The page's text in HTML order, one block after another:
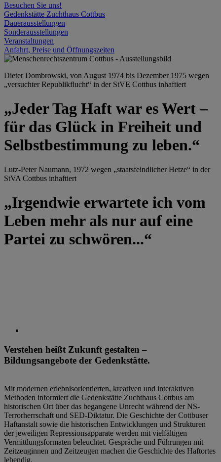
Besuchen Sie uns!
Gedenkstätte Zuchthaus Cottbus
Dauerausstellungen
Sonderausstellungen
Veranstaltungen
Anfahrt, Preise und Öffnungszeiten
Dieter Dombrowski, von August 1974 bis Dezember 1975 wegen
„versuchter Republikflucht“ in der StVE Cottbus inhaftiert
„Jeder Tag Haft war es Wert –
für das Glück in Freiheit und
Selbstbestimmung zu leben.“
Lutz-Peter Naumann, 1972 wegen „staatsfeindlicher Hetze“ in der
StVA Cottbus inhaftiert
„Irgendwie erwartete ich vom
Leben mehr als nur auf eine
Partei zu schwören...“
Verstehen heißt Zukunft gestalten –
Bildungsangebote der Gedenkstätte.
Mit modernen erlebnisorientierten, kreativen und interaktiven
Methoden informiert die Gedenkstätte Zuchthaus Cottbus am
historischen Ort über das begangene Unrecht während der NS-
Terrorherrschaft und SED-Diktatur. Die Geschichte der Cottbuser
Haftanstalt sowie die historischen Entwicklungen und Strukturen
der jeweiligen Repressionsapparate werden mit vielfältigen
Vermittlungsformaten beleuchtet. Gespräche und Führungen mit
Zeitzeuginnen und Zeitzeugen machen die Geschichte des Haftortes
lebendig.